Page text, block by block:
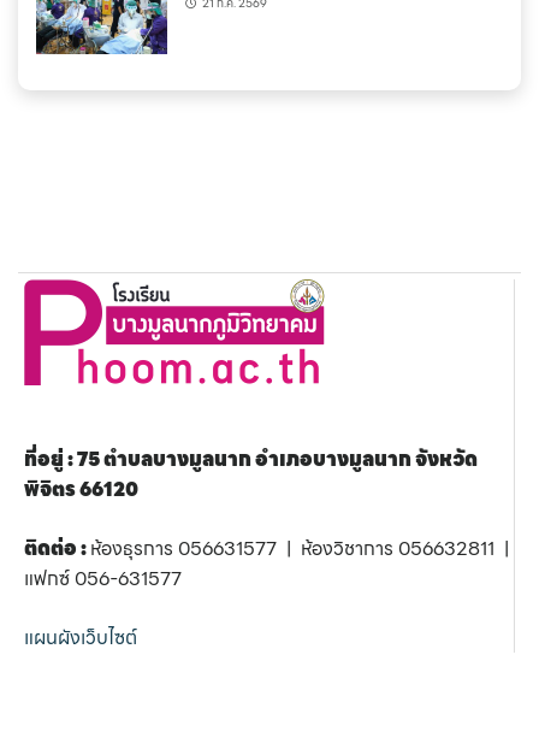
ที่อยู่ : 75 ตำบลบางมูลนาก อำเภอบางมูลนาก จังหวัด
พิจิตร 66120
ติดต่อ :ห้องธุรการ 056631577 | ห้องวิชาการ 056632811 |
แฟกซ์ 056-631577
แผนผังเว็บไซต์